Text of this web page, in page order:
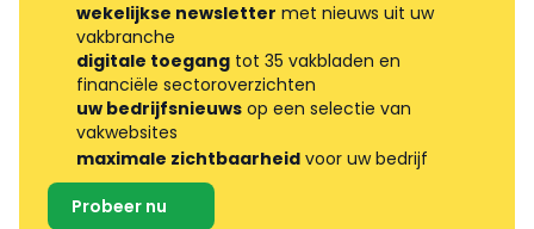
wekelijkse newsletter met nieuws uit uw
vakbranche
digitale toegang tot 35 vakbladen en
financiële sectoroverzichten
uw bedrijfsnieuws op een selectie van
vakwebsites
maximale zichtbaarheid voor uw bedrijf
Probeer nu